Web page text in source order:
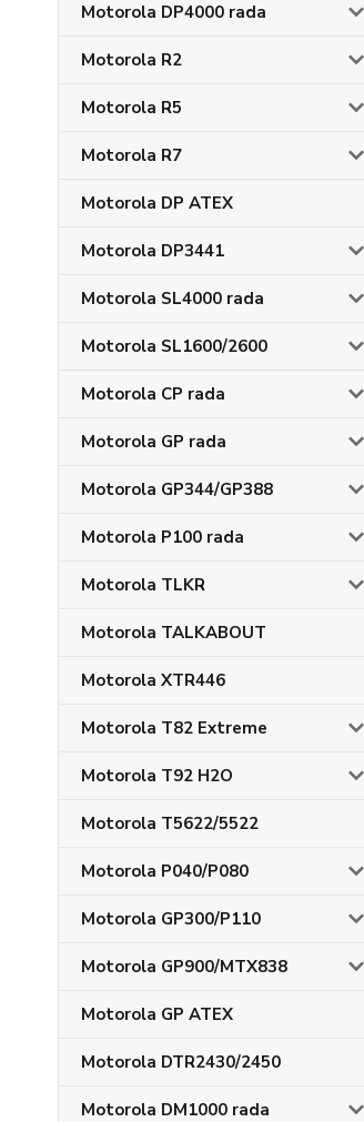
Motorola DP4000 rada
Motorola R2
Motorola R5
Motorola R7
Motorola DP ATEX
Motorola DP3441
Motorola SL4000 rada
Motorola SL1600/2600
Motorola CP rada
Motorola GP rada
Motorola GP344/GP388
Motorola P100 rada
Motorola TLKR
Motorola TALKABOUT
Motorola XTR446
Motorola T82 Extreme
Motorola T92 H2O
Motorola T5622/5522
Motorola P040/P080
Motorola GP300/P110
Motorola GP900/MTX838
Motorola GP ATEX
Motorola DTR2430/2450
Motorola DM1000 rada